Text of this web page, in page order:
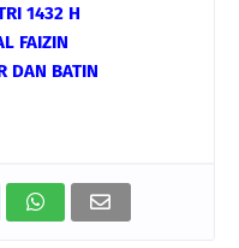
1432 H
FAIZIN
DAN BATIN